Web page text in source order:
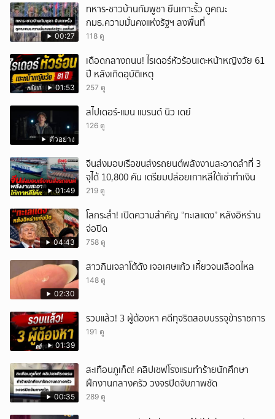
00:27
ทหาร-ชาวบ้านกัมพูชา ยืนเกาะรั้ว ดูคณะ
กมธ.ความมั่นคงแห่งรัฐฯ ลงพื้นที่
118 ดู
01:53
เดือดกลางถนน! ไรเดอร์หัวร้อนเตะหน้าหญิงวัย 61
ปี หลังเกิดอุบัติเหตุ
257 ดู
ตัวอย่าง
สไปเดอร์-แมน แบรนด์ นิว เดย์
126 ดู
01:49
จีนส่งมอบเรือขนส่งรถยนต์พลังงานสะอาดลำที่ 3
จุได้ 10,800 คัน เตรียมปล่อยเกาหลีใต้เช่าทำเงิน
219 ดู
04:43
โลกระส่ำ! เปิดความสำคัญ “ทะเลแดง” หลังอิหร่าน
จ่อปิด
758 ดู
02:30
สาวกินเจลาโต้ดัง เจอเศษแก้ว เคี้ยวจนเลือดไหล
148 ดู
01:39
รวบแล้ว! 3 ผู้ต้องหา คดีทุจริตสอบบรรจุข้าราชการ
191 ดู
00:35
สะเทือนภูเก็ต! คลิปเชฟโรงแรมทำร้ายนักศึกษา
ฝึกงานกลางครัว วงจรปิดจับภาพชัด
289 ดู